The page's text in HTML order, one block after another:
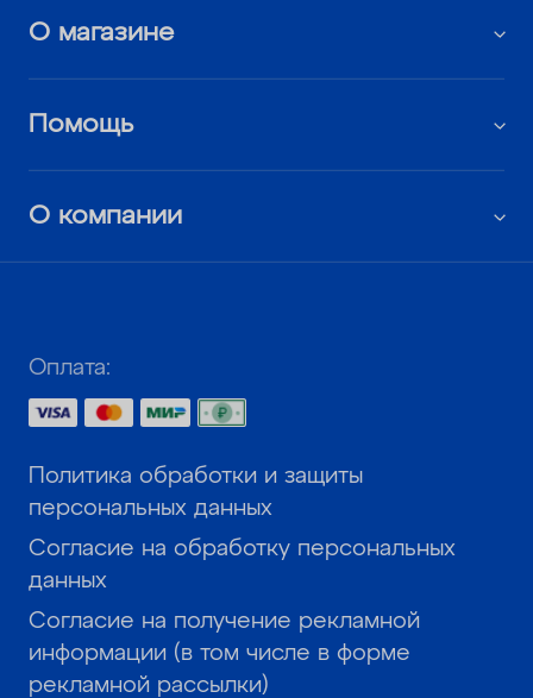
О магазине
Помощь
О компании
Оплата:
Политика обработки и защиты
персональных данных
Согласие на обработку персональных
данных
Согласие на получение рекламной
информации (в том числе в форме
рекламной рассылки)